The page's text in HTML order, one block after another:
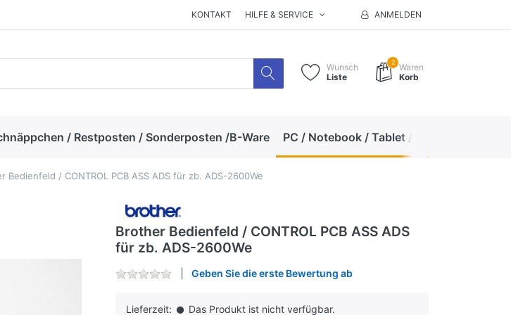
KONTAKT HILFE & SERVICE ANMELDEN
Wunsch
Liste
2 Waren
Korb
/ Restposten / Sonderposten /B-Ware PC / Notebook / Tablet / Zubehör
Bedienfeld / CONTROL PCB ASS ADS für zb. ADS-2600We
Brother Bedienfeld / CONTROL PCB ASS ADS
für zb. ADS-2600We
Geben Sie die erste Bewertung ab
Lieferzeit: Das Produkt ist nicht verfügbar.